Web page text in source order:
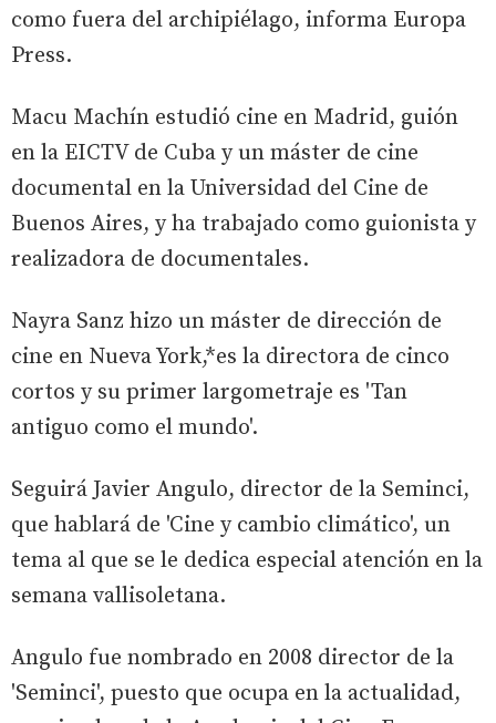
como fuera del archipiélago, informa Europa
Press.
Macu Machín estudió cine en Madrid, guión
en la EICTV de Cuba y un máster de cine
documental en la Universidad del Cine de
Buenos Aires, y ha trabajado como guionista y
realizadora de documentales.
Nayra Sanz hizo un máster de dirección de
cine en Nueva York,*es la directora de cinco
cortos y su primer largometraje es 'Tan
antiguo como el mundo'.
Seguirá Javier Angulo, director de la Seminci,
que hablará de 'Cine y cambio climático', un
tema al que se le dedica especial atención en la
semana vallisoletana.
Angulo fue nombrado en 2008 director de la
'Seminci', puesto que ocupa en la actualidad,